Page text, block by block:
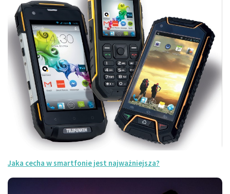
Jaka cecha w smartfonie jest najważniejsza?